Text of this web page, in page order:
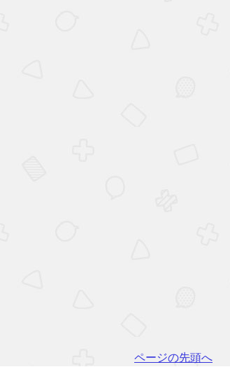
ページの先頭へ